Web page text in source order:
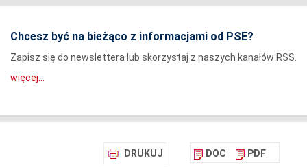
Chcesz być na bieżąco z informacjami od PSE?
Zapisz się do newslettera lub skorzystaj z naszych kanałów RSS.
więcej...
DRUKUJ DOC PDF